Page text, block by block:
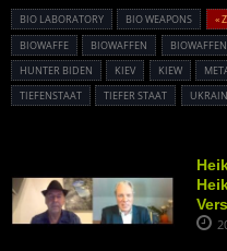
BIO LABORATORY BIO WEAPONS «
BIOWAFFE
BIOWAFFEN
HUNTER BIDEN
KIEV KIEW
TIEFENSTAAT
TIEFER STAAT